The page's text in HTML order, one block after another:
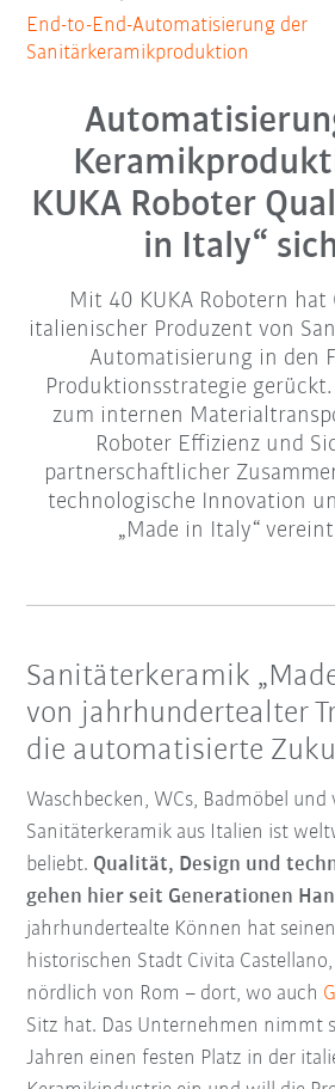
End-to-End-Automatisierung der
Sanitärkeramikproduktion
KUKA Roboter
in Italy“
Mit 40 KUKA Robotern hat
italienischer Produzent von
Automatisierung in den
Produktionsstrategie
zum internen
Roboter Effizienz und
partnerschaftlicher
technologische Innovation
„Made in Italy“
Sanitäterkeramik
von jahrhundertealter
die automatisierte
Waschbecken, WCs, Badmöbel und
Sanitäterkeramik aus Italien ist
beliebt. Qualität, Design und
gehen hier seit Generationen
jahrhundertealte Können hat
historischen Stadt Civita
nördlich von Rom – dort, wo auch
Sitz hat. Das Unternehmen nimmt
Jahren einen festen Platz in der